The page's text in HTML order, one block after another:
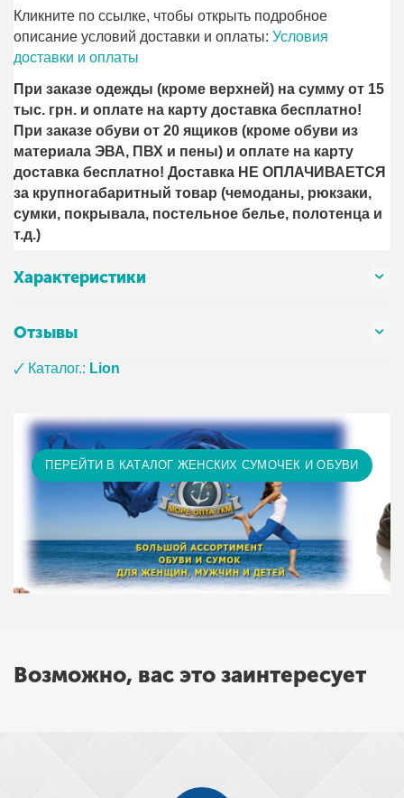
Кликните по ссылке, чтобы открыть подробное
описание условий доставки и оплаты:Условия
доставки и оплаты
При заказе одежды (кроме верхней) на сумму от 15
тыс. грн. и оплате на карту доставка бесплатно!
При заказе обуви от 20 ящиков (кроме обуви из
материала ЭВА, ПВХ и пены) и оплате на карту
доставка бесплатно! Доставка НЕ ОПЛАЧИВАЕТСЯ
за крупногабаритный товар (чемоданы, рюкзаки,
сумки, покрывала, постельное белье, полотенца и
т.д.)
Характеристики
Отзывы
🗸 Каталог.: Lion
ПЕРЕЙТИ В КАТАЛОГ ЖЕНСКИХ СУМОЧЕК И ОБУВИ
Возможно, вас это заинтересует